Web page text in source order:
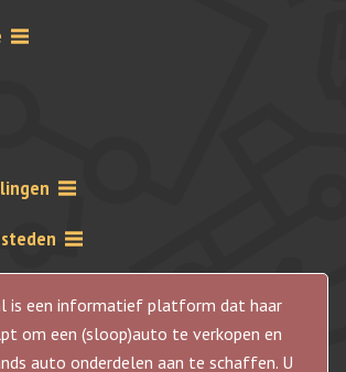
is een informatief platform dat haar
om een (sloop)auto te verkopen en
auto onderdelen aan te schaffen. U